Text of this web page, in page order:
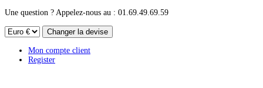
Une question ? Appelez-nous au : 01.69.49.69.59
Mon compte client
Register